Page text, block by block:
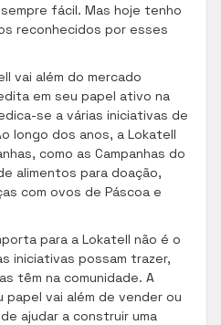
fácil. Mas hoje tenho
reconhecidos por esses
vai além do mercado
em seu papel ativo na
se a várias iniciativas de
longo dos anos, a Lokatell
como as Campanhas do
alimentos para doação,
com ovos de Páscoa e
para a Lokatell não é o
iniciativas possam trazer,
têm na comunidade. A
vai além de vender ou
ajudar a construir uma